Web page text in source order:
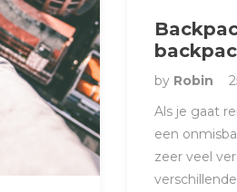
by Robin
Als je gaat
een
zeer veel